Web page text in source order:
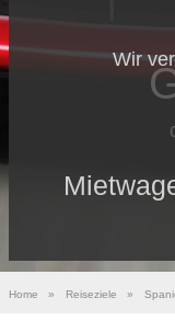
Wir
Home » Reiseziele »